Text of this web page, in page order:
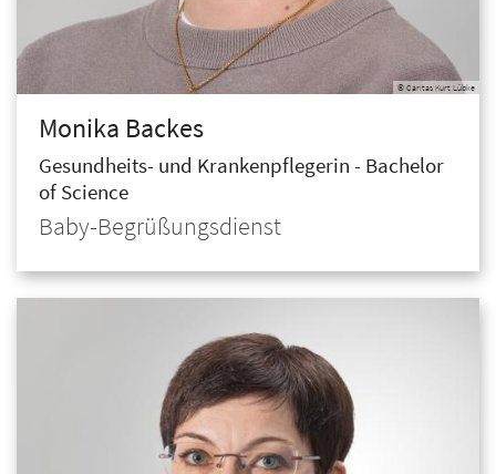
© Caritas Kurt Lübke
Monika Backes
Gesundheits- und Krankenpflegerin - Bachelor
of Science
Baby-Begrüßungsdienst